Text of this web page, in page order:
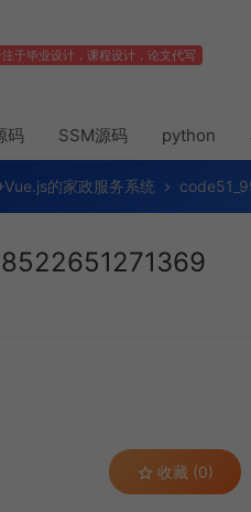
于毕业设计，课程设计，论文代写
码 SSM源码 python
的家政服务系统
收藏 (0)